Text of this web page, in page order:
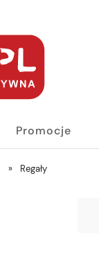
Promocje
» Regały